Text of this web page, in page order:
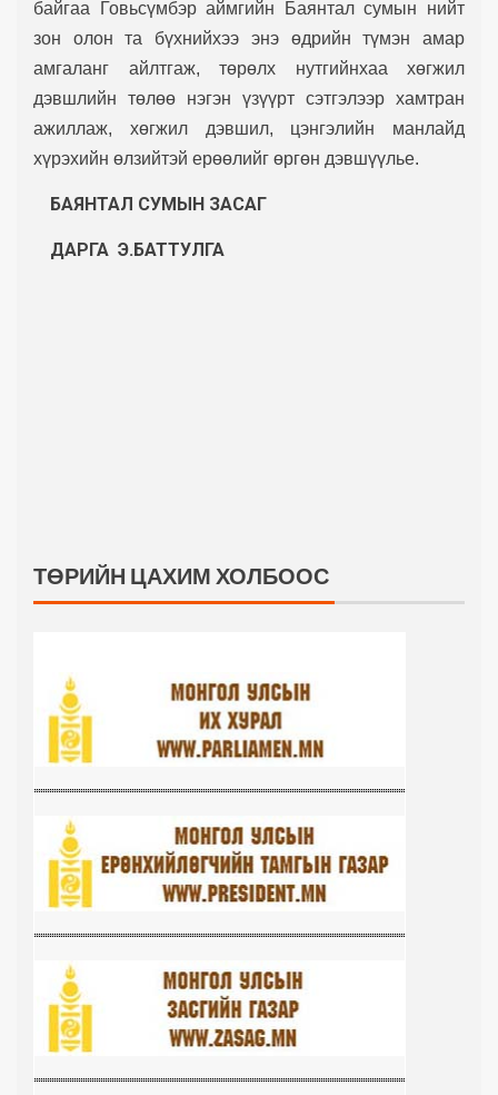
байгаа Говьсүмбэр аймгийн Баянтал сумын нийт
зон олон та бүхнийхээ энэ өдрийн түмэн амар
амгаланг айлтгаж, төрөлх нутгийнхаа хөгжил
дэвшлийн төлөө нэгэн үзүүрт сэтгэлээр хамтран
ажиллаж, хөгжил дэвшил, цэнгэлийн манлайд
хүрэхийн өлзийтэй ерөөлийг өргөн дэвшүүлье.
БАЯНТАЛ СУМЫН ЗАСАГ
ДАРГА Э.БАТТУЛГА
ТӨРИЙН ЦАХИМ ХОЛБООС